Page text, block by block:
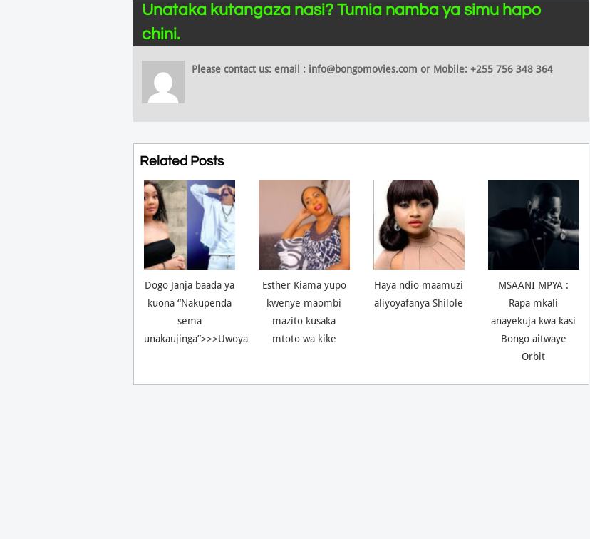
Unataka kutangaza nasi? Tumia namba ya simu hapo
chini.
Please contact us: email : info@bongomovies.com or Mobile: +255 756 348 364
Related Posts
Dogo Janja baada ya
kuona “Nakupenda
sema
unakaujinga”>>>Uwoya
Esther Kiama yupo
kwenye maombi
mazito kusaka
mtoto wa kike
Haya ndio maamuzi
aliyoyafanya Shilole
MSAANI MPYA :
Rapa mkali
anayekuja kwa kasi
Bongo aitwaye
Orbit